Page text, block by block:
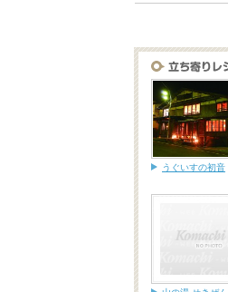
うぐいすの初音